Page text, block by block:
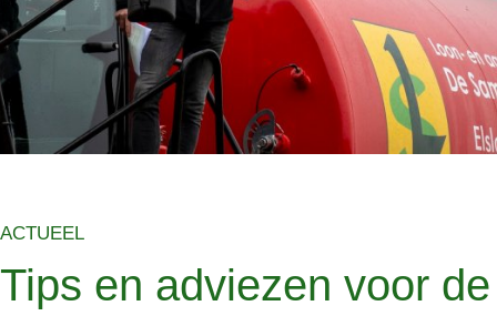
ACTUEEL
Tips en adviezen voor de